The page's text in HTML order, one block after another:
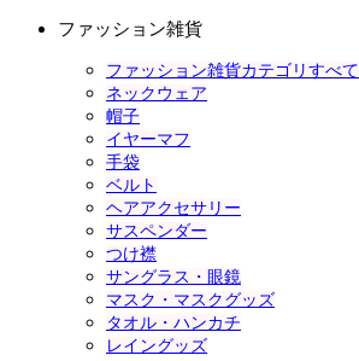
ファッション雑貨
ファッション雑貨カテゴリすべて
ネックウェア
帽子
イヤーマフ
手袋
ベルト
ヘアアクセサリー
サスペンダー
つけ襟
サングラス・眼鏡
マスク・マスクグッズ
タオル・ハンカチ
レイングッズ